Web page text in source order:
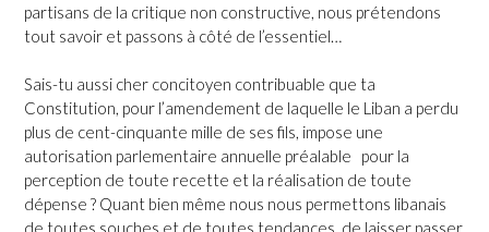
partisans de la critique non constructive, nous prétendons
tout savoir et passons à côté de l’essentiel…
Sais-tu aussi cher concitoyen contribuable que ta
Constitution, pour l’amendement de laquelle le Liban a perdu
plus de cent-cinquante mille de ses fils, impose une
autorisation parlementaire annuelle préalable pour la
perception de toute recette et la réalisation de toute
dépense ? Quant bien même nous nous permettons libanais
de toutes souches et de toutes tendances, de laisser passer